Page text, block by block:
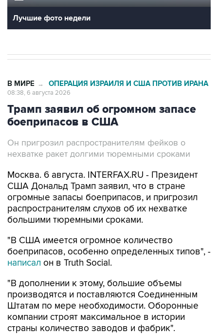
Лучшие фото недели
В МИРЕ → ОПЕРАЦИЯ ИЗРАИЛЯ И США ПРОТИВ ИРАНА
08:38, 6 августа 2026
Трамп заявил об огромном запасе
боеприпасов в США
Он пригрозил распространителям фейков о
нехватке ракет долгими тюремными сроками
Москва. 6 августа. INTERFAX.RU - Президент
США Дональд Трамп заявил, что в стране
огромные запасы боеприпасов, и пригрозил
распространителям слухов об их нехватке
большими тюремными сроками.
"В США имеется огромное количество
боеприпасов, особенно определенных типов", -
написал он в Truth Social.
"В дополнении к этому, большие объемы
производятся и поставляются Соединенным
Штатам по мере необходимости. Оборонные
компании строят максимальное в истории
страны количество заводов и фабрик".